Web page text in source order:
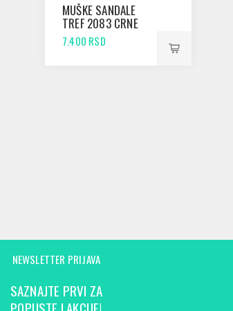
MUŠKE SANDALE
TREF 2083 CRNE
7.400 RSD
NEWSLETTER PRIJAVA
SAZNAJTE PRVI ZA